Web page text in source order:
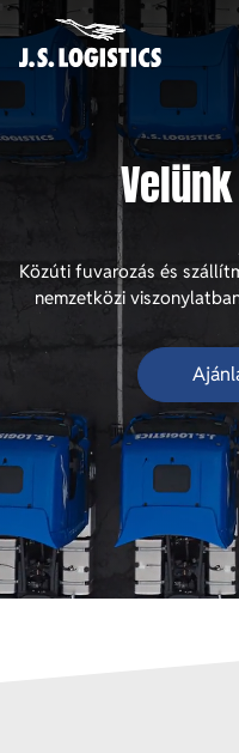
Skip to main content
Közúti fuvarozás és
nemzetközi